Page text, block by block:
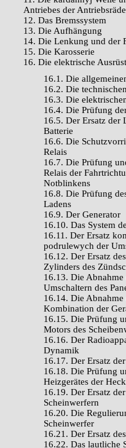
Antriebes der
12. Das Bremssystem
13. Die Aufhängung
14. Die Lenkung und der
15. Die Karosserie
16. Die elektrische
16.1. Die
16.2. Die
16.3. Die
16.4. Die Prüfung
16.5. Der Ersatz der
Batterie
16.6. Die
Relais
16.7. Die Prüfung
Relais der
Notblinkens
16.8. Die Prüfung
Ladens
16.9. Der Generator
16.10. Das System
16.11. Der Ersatz
podrulewych der
16.12. Der Ersatz
Zylinders des
16.13. Die
Umschaltern des
16.14. Die
Kombination der
16.15. Die Prüfung
Motors des
16.16. Der
Dynamik
16.17. Der Ersatz
16.18. Die Prüfung
Heizgerätes der
16.19. Der Ersatz
Scheinwerfern
16.20. Die
Scheinwerfer
16.21. Der Ersatz
16.22. Das lautliche